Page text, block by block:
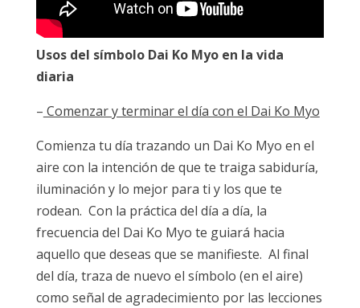
Usos del símbolo Dai Ko Myo en la vida
diaria
– Comenzar y terminar el día con el Dai Ko Myo
Comienza tu día trazando un Dai Ko Myo en el
aire con la intención de que te traiga sabiduría,
iluminación y lo mejor para ti y los que te
rodean. Con la práctica del día a día, la
frecuencia del Dai Ko Myo te guiará hacia
aquello que deseas que se manifieste. Al final
del día, traza de nuevo el símbolo (en el aire)
como señal de agradecimiento por las lecciones